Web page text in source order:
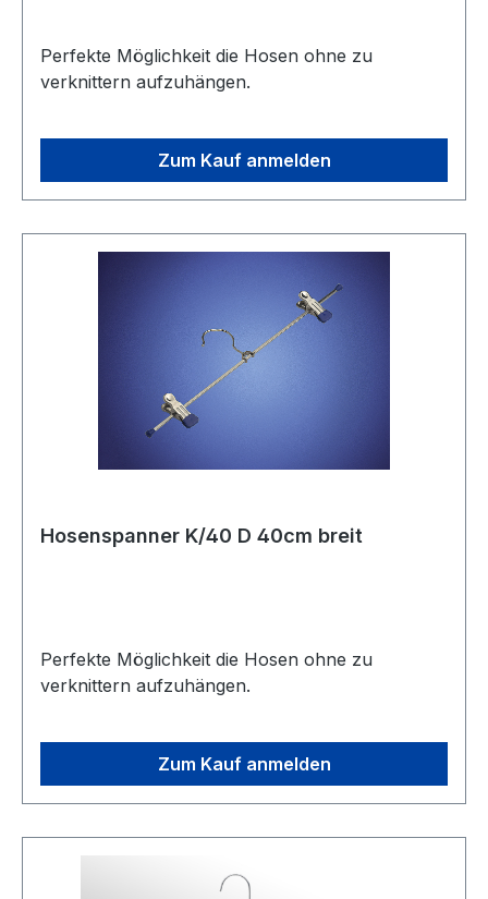
Perfekte Möglichkeit die Hosen ohne zu
verknittern aufzuhängen.
Zum Kauf anmelden
Hosenspanner K/40 D 40cm breit
Perfekte Möglichkeit die Hosen ohne zu
verknittern aufzuhängen.
Zum Kauf anmelden